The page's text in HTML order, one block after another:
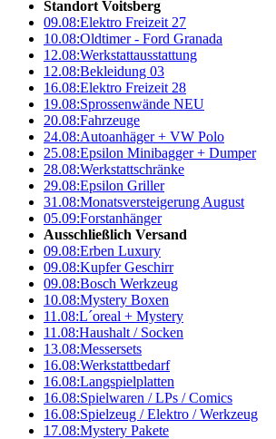
Standort Voitsberg
09.08:Elektro Freizeit 27
10.08:Oldtimer - Ford Granada
12.08:Werkstattausstattung
12.08:Bekleidung 03
16.08:Elektro Freizeit 28
19.08:Sprossenwände NEU
20.08:Fahrzeuge
24.08:Autoanhäger + VW Polo
25.08:Epsilon Minibagger + Dumper
28.08:Werkstattschränke
29.08:Epsilon Griller
31.08:Monatsversteigerung August
05.09:Forstanhänger
Ausschließlich Versand
09.08:Erben Luxury
09.08:Kupfer Geschirr
09.08:Bosch Werkzeug
10.08:Mystery Boxen
11.08:L´oreal + Mystery
11.08:Haushalt / Socken
13.08:Messersets
16.08:Werkstattbedarf
16.08:Langspielplatten
16.08:Spielwaren / LPs / Comics
16.08:Spielzeug / Elektro / Werkzeug
17.08:Mystery Pakete